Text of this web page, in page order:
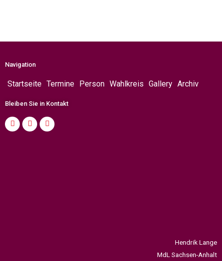
Navigation
Startseite Termine Person Wahlkreis Gallery Archiv
Bleiben Sie in Kontakt
Hendrik Lange
MdL Sachsen-Anhalt